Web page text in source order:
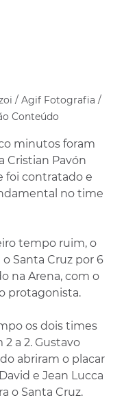
/ Agif Fotografia /
Conteúdo
minutos foram
Cristian Pavón
foi contratado e
no time
tempo ruim, o
Santa Cruz por 6
na Arena, com o
protagonista.
os dois times
a 2. Gustavo
abriram o placar
e Jean Lucca
o Santa Cruz.